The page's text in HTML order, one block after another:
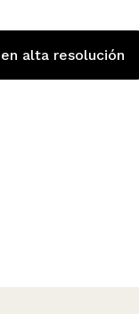
alta resolución